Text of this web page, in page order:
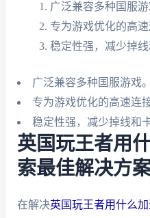
广泛兼容多种国服游
专为游戏优化的高速
稳定性强，减少掉线
广泛兼容多种国服游戏。
专为游戏优化的高速连接
稳定性强，减少掉线和卡
英国玩王者用
索最佳解决方
在解决英国玩王者用什么加